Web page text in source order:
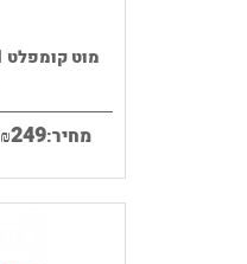
מוט קומפלט GROHE Tempesta 1...
מחיר: ₪249